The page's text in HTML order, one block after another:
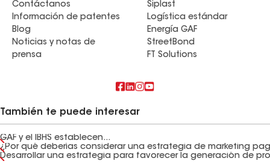
Contáctanos
Información de patentes
Blog
Noticias y notas de
prensa
Siplast
Logística estándar
Energía GAF
StreetBond
FT Solutions
También te puede interesar
GAF y el IBHS establecen...
¿Por qué deberías considerar una estrategia de marketing